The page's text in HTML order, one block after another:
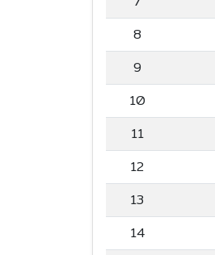
8
9
10
11
12
13
14